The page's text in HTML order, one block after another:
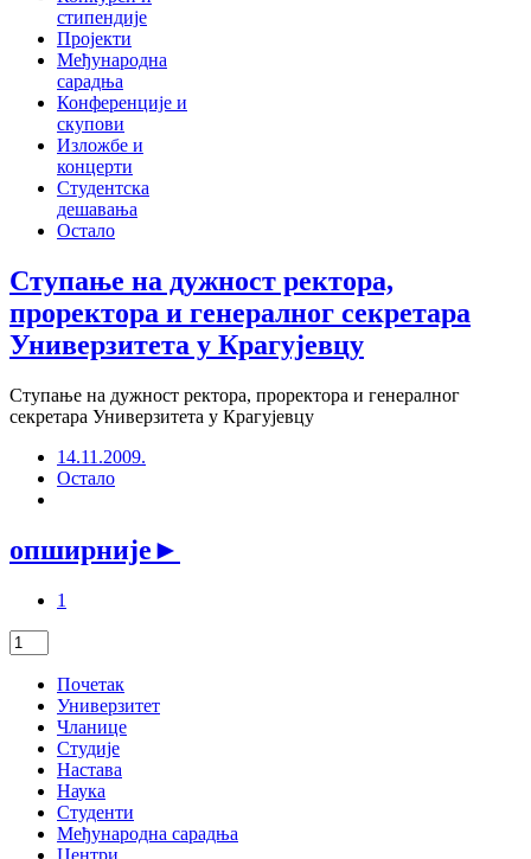
стипендије
Пројекти
Међународна
сарадња
Конференције и
скупови
Изложбе и
концерти
Студентска
дешавања
Остало
Ступање на дужност ректора,
проректора и генералног секретара
Универзитета у Крагујевцу
Ступање на дужност ректора, проректора и генералног
секретара Универзитета у Крагујевцу
14.11.2009.
Остало
опширније►
1
Почетак
Универзитет
Чланице
Студије
Настава
Наука
Студенти
Међународна сарадња
Центри